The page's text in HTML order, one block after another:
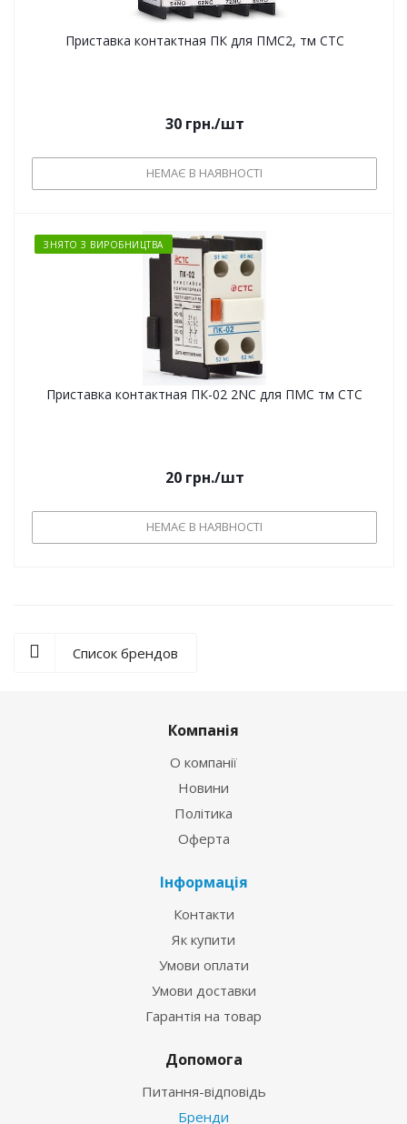
Приставка контактная ПК для ПМС2, тм СТС
30грн./шт
НЕМАЄ В НАЯВНОСТІ
ЗНЯТО З ВИРОБНИЦТВА
Приставка контактная ПК-02 2NC для ПМС тм СТС
20грн./шт
НЕМАЄ В НАЯВНОСТІ
Список брендов
Компанія
О компанії
Новини
Політика
Оферта
Інформація
Контакти
Як купити
Умови оплати
Умови доставки
Гарантія на товар
Допомога
Питання-відповідь
Бренди